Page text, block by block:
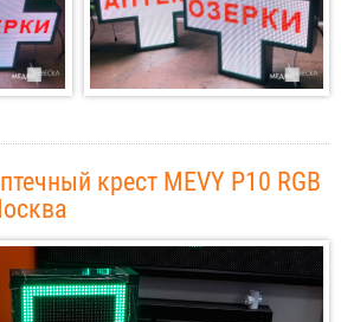
крест MEVY P10 RGB